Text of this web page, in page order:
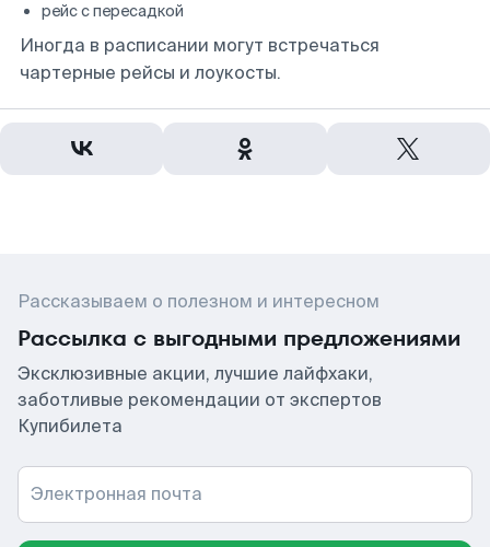
рейс с пересадкой
Иногда в расписании могут встречаться
чартерные рейсы и лоукосты.
Рассказываем о полезном и интересном
Рассылка с выгодными предложениями
Эксклюзивные акции, лучшие лайфхаки,
заботливые рекомендации от экспертов
Купибилета
Электронная почта